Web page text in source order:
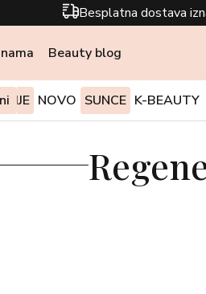
Besplatna dostava
Beauty blog
NOVO SUNCE K-BEAUTY